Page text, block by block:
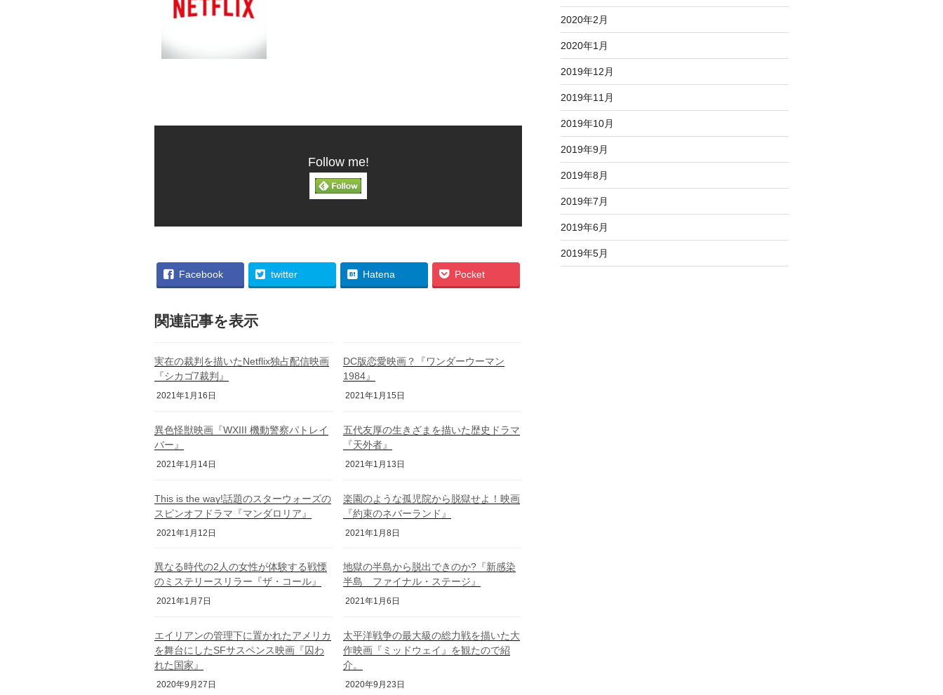
Follow me!
Facebook twitter Hatena Pocket
関連記事を表示
実在の裁判を描いたNetflix独占配信映画
『シカゴ7裁判』
2021年1月16日
DC版恋愛映画？『ワンダーウーマン
1984』
2021年1月15日
異色怪獣映画『WXIII 機動警察パトレイ
バー』
2021年1月14日
五代友厚の生きざまを描いた歴史ドラマ
『天外者』
2021年1月13日
This is the way!話題のスターウォーズの
スピンオフドラマ『マンダロリア』
2021年1月12日
楽園のような孤児院から脱獄せよ！映画
『約束のネバーランド』
2021年1月8日
異なる時代の2人の女性が体験する戦慄
のミステリースリラー『ザ・コール』
2021年1月7日
地獄の半島から脱出できのか?『新感染
半島 ファイナル・ステージ』
2021年1月6日
エイリアンの管理下に置かれたアメリカ
を舞台にしたSFサスペンス映画『囚わ
れた国家』
2020年9月27日
太平洋戦争の最大級の総力戦を描いた大
作映画『ミッドウェイ』を観たので紹
介。
2020年9月23日
2020年2月
2020年1月
2019年12月
2019年11月
2019年10月
2019年9月
2019年8月
2019年7月
2019年6月
2019年5月